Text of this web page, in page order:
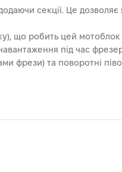
секції. Це дозволяє
що робить цей
під час
фрези) та поворотні